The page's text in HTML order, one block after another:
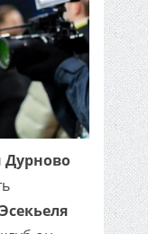
Дурново
Эсекьеля